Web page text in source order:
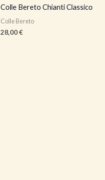
Colle Bereto Chianti Classico
Colle Bereto
28,00€